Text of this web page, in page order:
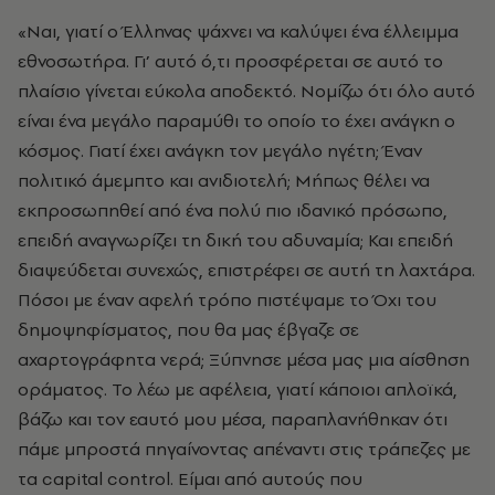
«Ναι, γιατί ο Έλληνας ψάχνει να καλύψει ένα έλλειμμα
εθνοσωτήρα. Γι’ αυτό ό,τι προσφέρεται σε αυτό το
πλαίσιο γίνεται εύκολα αποδεκτό. Νομίζω ότι όλο αυτό
είναι ένα μεγάλο παραμύθι το οποίο το έχει ανάγκη ο
κόσμος. Γιατί έχει ανάγκη τον μεγάλο ηγέτη; Έναν
πολιτικό άμεμπτο και ανιδιοτελή; Μήπως θέλει να
εκπροσωπηθεί από ένα πολύ πιο ιδανικό πρόσωπο,
επειδή αναγνωρίζει τη δική του αδυναμία; Και επειδή
διαψεύδεται συνεχώς, επιστρέφει σε αυτή τη λαχτάρα.
Πόσοι με έναν αφελή τρόπο πιστέψαμε το Όχι του
δημοψηφίσματος, που θα μας έβγαζε σε
αχαρτογράφητα νερά; Ξύπνησε μέσα μας μια αίσθηση
οράματος. Το λέω με αφέλεια, γιατί κάποιοι απλοϊκά,
βάζω και τον εαυτό μου μέσα, παραπλανήθηκαν ότι
πάμε μπροστά πηγαίνοντας απέναντι στις τράπεζες με
τα capital control. Είμαι από αυτούς που